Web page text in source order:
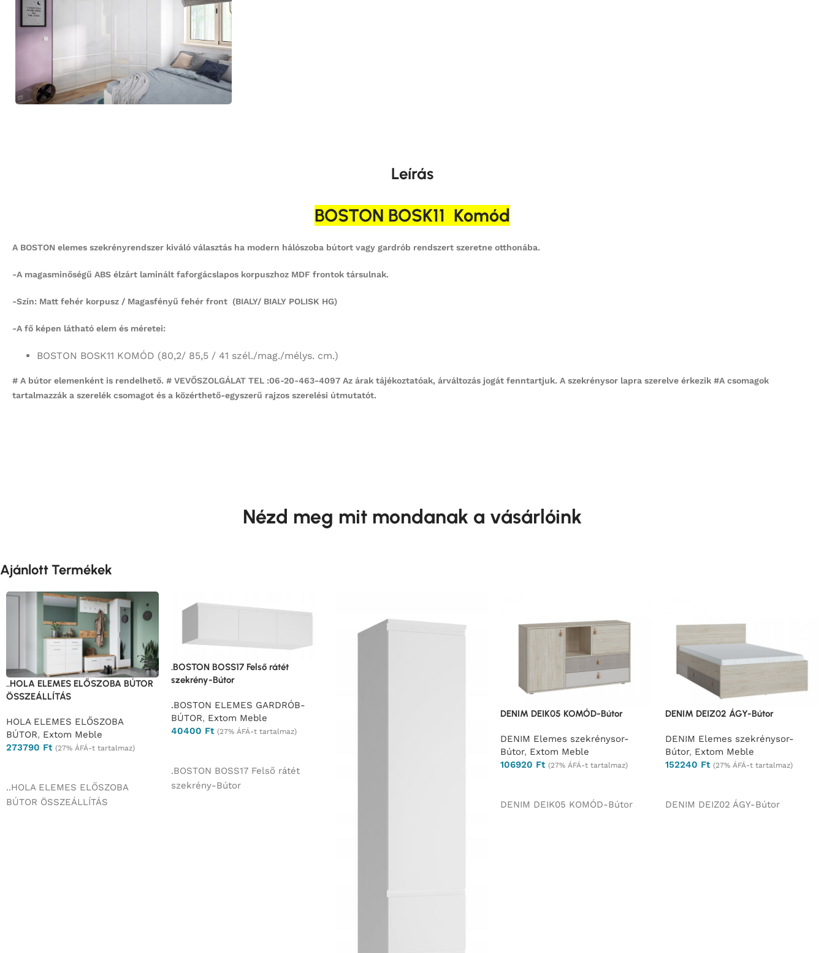
Leírás
BOSTON BOSK11 Komód
A BOSTON elemes szekrényrendszer kiváló választás ha modern hálószoba bútort vagy gardrób rendszert szeretne otthonába.
-A magasminőségű ABS élzárt laminált faforgácslapos korpuszhoz MDF frontok társulnak.
-Szín: Matt fehér korpusz / Magasfényű fehér front (BIALY/ BIALY POLISK HG)
-A fő képen látható elem és méretei:
BOSTON BOSK11 KOMÓD (80,2/ 85,5 / 41 szél./mag./mélys. cm.)
# A bútor elemenként is rendelhető. # VEVŐSZOLGÁLAT TEL :06-20-463-4097 Az árak tájékoztatóak, árváltozás jogát fenntartjuk. A szekrénysor lapra szerelve érkezik #A csomagok
tartalmazzák a szerelék csomagot és a közérthető-egyszerű rajzos szerelési útmutatót.
Nézd meg mit mondanak a vásárlóink
Ajánlott Termékek
..HOLA ELEMES ELŐSZOBA BÚTOR
ÖSSZEÁLLÍTÁS
HOLA ELEMES ELŐSZOBA
BÚTOR, Extom Meble
273790 Ft (27% ÁFÁ-t tartalmaz)
..HOLA ELEMES ELŐSZOBA
BÚTOR ÖSSZEÁLLÍTÁS
.BOSTON BOSS17 Felső rátét
szekrény-Bútor
.BOSTON ELEMES GARDRÓB-
BÚTOR, Extom Meble
40400 Ft (27% ÁFÁ-t tartalmaz)
.BOSTON BOSS17 Felső rátét
szekrény-Bútor
DENIM DEIK05 KOMÓD-Bútor
DENIM Elemes szekrénysor-
Bútor, Extom Meble
106920 Ft (27% ÁFÁ-t tartalmaz)
DENIM DEIK05 KOMÓD-Bútor
DENIM DEIZ02 ÁGY-Bútor
DENIM Elemes szekrénysor-
Bútor, Extom Meble
152240 Ft (27% ÁFÁ-t tartalmaz)
DENIM DEIZ02 ÁGY-Bútor